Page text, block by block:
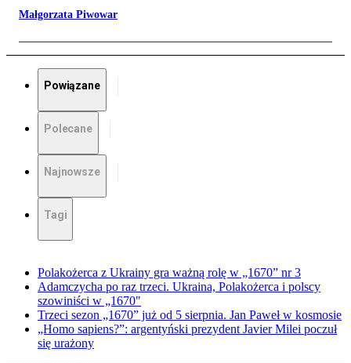
Małgorzata Piwowar
Powiązane
Polecane
Najnowsze
Tagi
Polakożerca z Ukrainy gra ważną rolę w „1670” nr 3
Adamczycha po raz trzeci. Ukraina, Polakożerca i polscy
szowiniści w „1670"
Trzeci sezon „1670” już od 5 sierpnia. Jan Paweł w kosmosie
„Homo sapiens?”: argentyński prezydent Javier Milei poczuł
się urażony